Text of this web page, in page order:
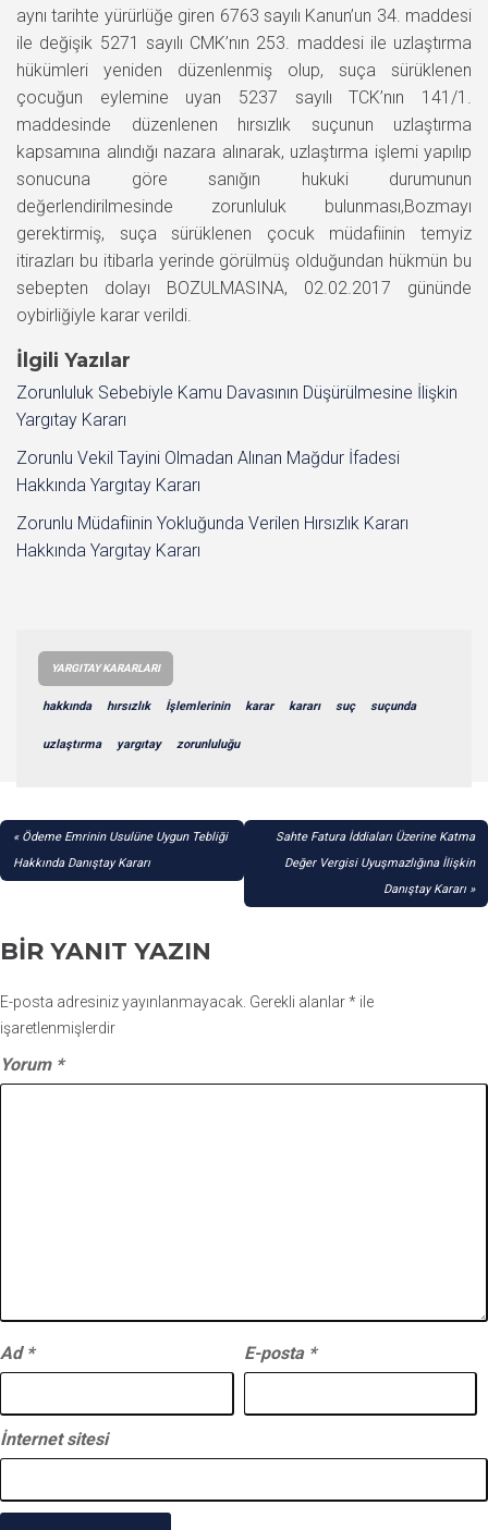
aynı tarihte yürürlüğe giren 6763 sayılı Kanun’un 34. maddesi
ile değişik 5271 sayılı CMK’nın 253. maddesi ile uzlaştırma
hükümleri yeniden düzenlenmiş olup, suça sürüklenen
çocuğun eylemine uyan 5237 sayılı TCK’nın 141/1.
maddesinde düzenlenen hırsızlık suçunun uzlaştırma
kapsamına alındığı nazara alınarak, uzlaştırma işlemi yapılıp
sonucuna göre sanığın hukuki durumunun
değerlendirilmesinde zorunluluk bulunması,Bozmayı
gerektirmiş, suça sürüklenen çocuk müdafiinin temyiz
itirazları bu itibarla yerinde görülmüş olduğundan hükmün bu
sebepten dolayı BOZULMASINA, 02.02.2017 gününde
oybirliğiyle karar verildi.
İlgili Yazılar
Zorunluluk Sebebiyle Kamu Davasının Düşürülmesine İlişkin
Yargıtay Kararı
Zorunlu Vekil Tayini Olmadan Alınan Mağdur İfadesi
Hakkında Yargıtay Kararı
Zorunlu Müdafiinin Yokluğunda Verilen Hırsızlık Kararı
Hakkında Yargıtay Kararı
YARGITAY KARARLARI
hakkında hırsızlık İşlemlerinin karar kararı suç suçunda
uzlaştırma yargıtay zorunluluğu
YAZI
GEZINMESI
Ödeme Emrinin Usulüne Uygun Tebliği
Hakkında Danıştay Kararı
Sahte Fatura İddiaları Üzerine Katma
Değer Vergisi Uyuşmazlığına İlişkin
Danıştay Kararı
BIR YANIT YAZIN
E-posta adresiniz yayınlanmayacak. Gerekli alanlar* ile
işaretlenmişlerdir
Yorum *
Ad * E-posta *
İnternet sitesi